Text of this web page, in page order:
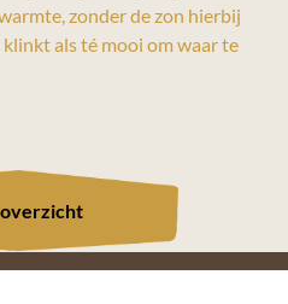
zonder de zon hierbij
als té mooi om waar te